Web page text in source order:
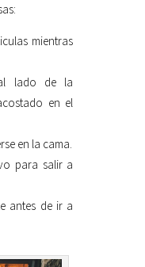
mientras
lado de la
en el
en la cama.
para salir a
antes de ir a